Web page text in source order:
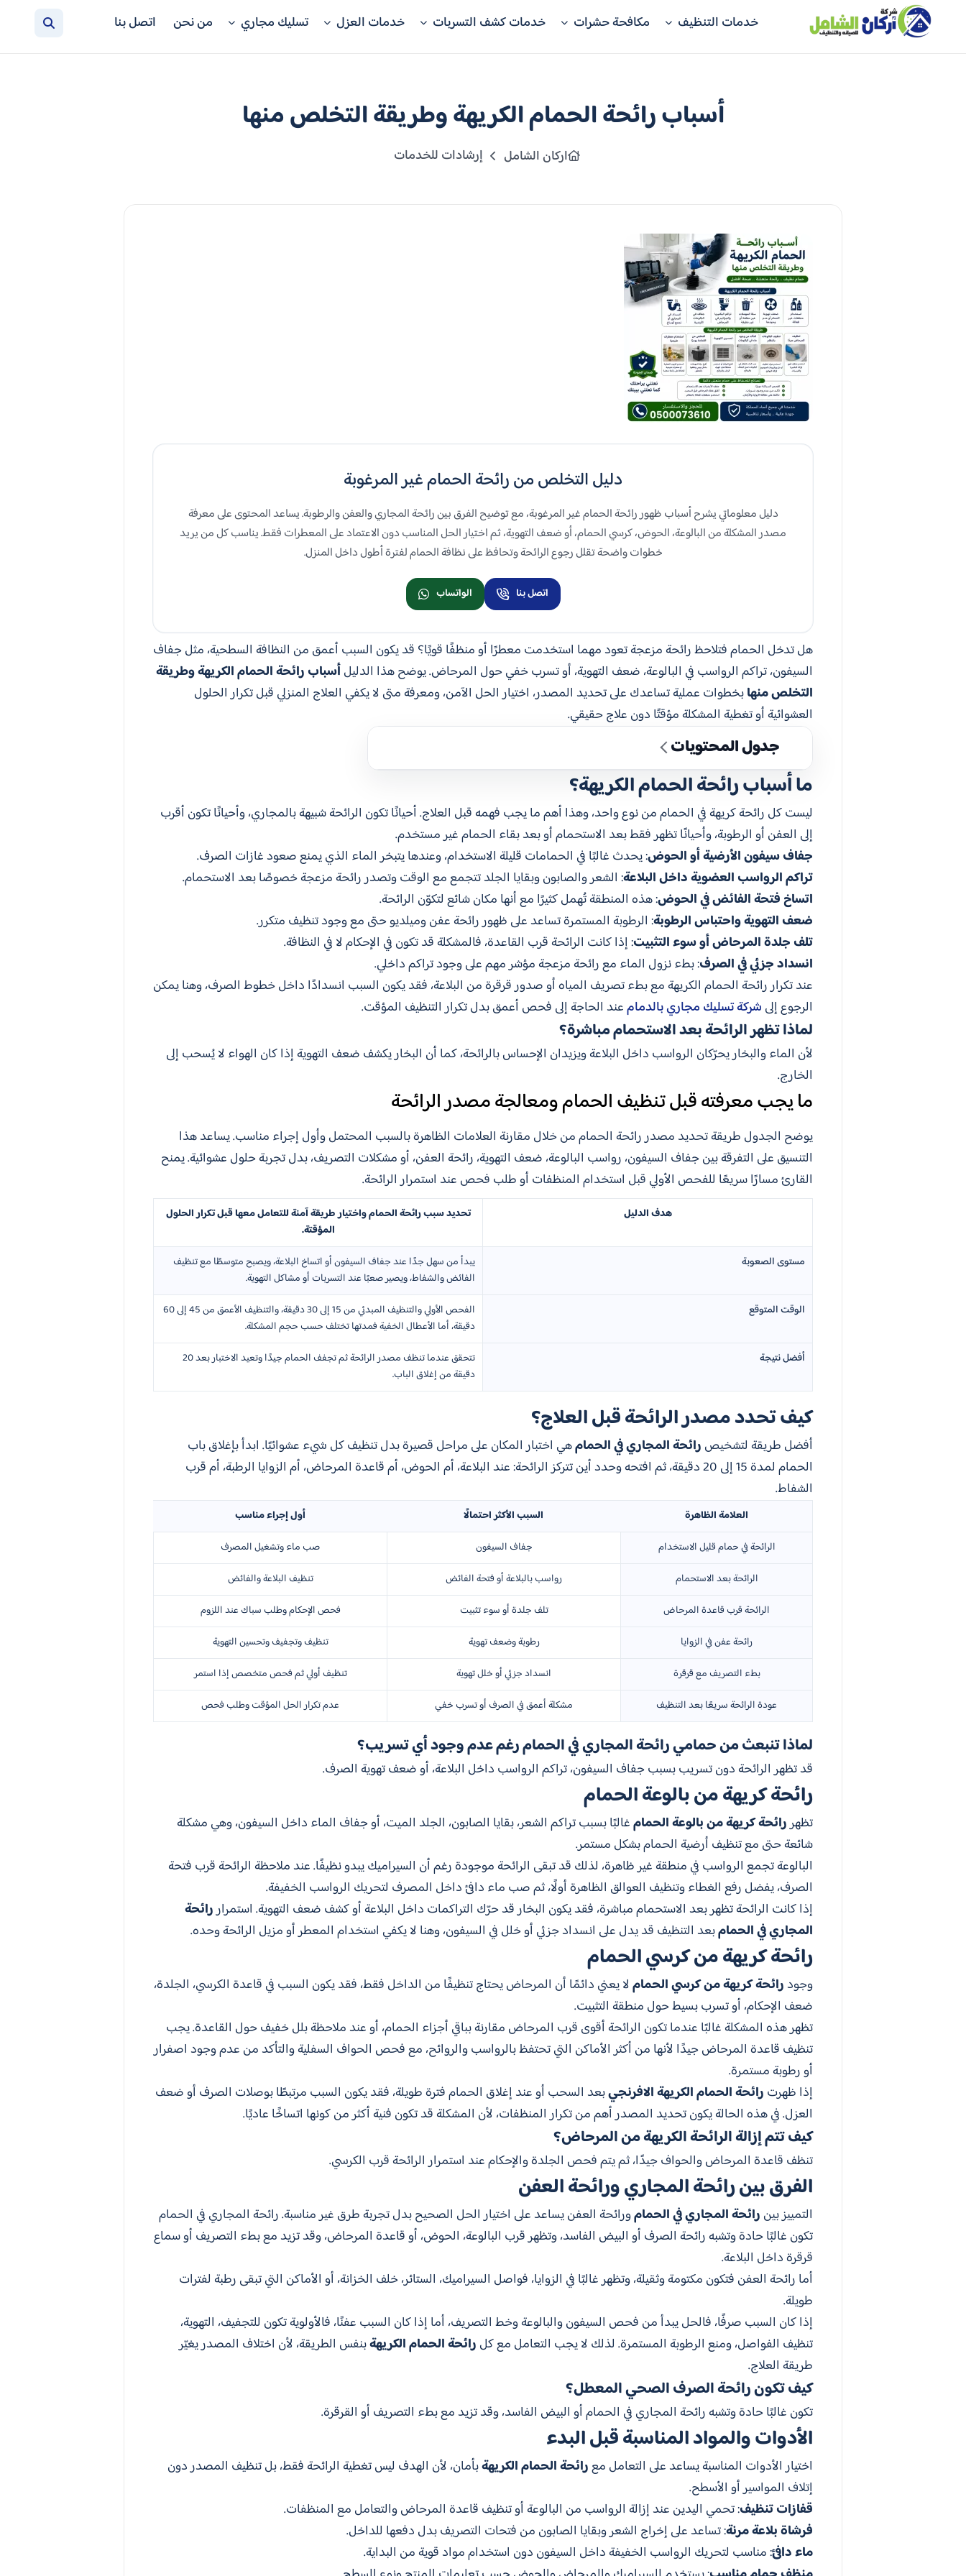
خدمات التنظيف مكافحة حشرات خدمات كشف التسربات خدمات العزل تسليك مجاري من نحن اتصل بنا
أسباب رائحة الحمام الكريهة وطريقة التخلص منها
اركان الشامل إرشادات للخدمات
دليل التخلص من رائحة الحمام غير المرغوبة
دليل معلوماتي يشرح أسباب ظهور رائحة الحمام غير المرغوبة، مع توضيح الفرق بين رائحة المجاري والعفن والرطوبة. يساعد المحتوى على معرفة
مصدر المشكلة من البالوعة، الحوض، كرسي الحمام، أو ضعف التهوية، ثم اختيار الحل المناسب دون الاعتماد على المعطرات فقط. يناسب كل من يريد
خطوات واضحة تقلل رجوع الرائحة وتحافظ على نظافة الحمام لفترة أطول داخل المنزل.
اتصل بنا الواتساب
هل تدخل الحمام فتلاحظ رائحة مزعجة تعود مهما استخدمت معطرًا أو منظفًا قويًا؟ قد يكون السبب أعمق من النظافة السطحية، مثل جفاف
السيفون، تراكم الرواسب في البالوعة، ضعف التهوية، أو تسرب خفي حول المرحاض. يوضح هذا الدليلأسباب رائحة الحمام الكريهة وطريقة
التخلص منهابخطوات عملية تساعدك على تحديد المصدر، اختيار الحل الآمن، ومعرفة متى لا يكفي العلاج المنزلي قبل تكرار الحلول
العشوائية أو تغطية المشكلة مؤقتًا دون علاج حقيقي.
جدول المحتويات
ما أسباب رائحة الحمام الكريهة؟
ليست كل رائحة كريهة في الحمام من نوع واحد، وهذا أهم ما يجب فهمه قبل العلاج. أحيانًا تكون الرائحة شبيهة بالمجاري، وأحيانًا تكون أقرب
إلى العفن أو الرطوبة، وأحيانًا تظهر فقط بعد الاستحمام أو بعد بقاء الحمام غير مستخدم.
جفاف سيفون الأرضية أو الحوض: يحدث غالبًا في الحمامات قليلة الاستخدام، وعندها يتبخر الماء الذي يمنع صعود غازات الصرف.
تراكم الرواسب العضوية داخل البلاعة: الشعر والصابون وبقايا الجلد تتجمع مع الوقت وتصدر رائحة مزعجة خصوصًا بعد الاستحمام.
اتساخ فتحة الفائض في الحوض: هذه المنطقة تُهمل كثيرًا مع أنها مكان شائع لتكوّن الرائحة.
ضعف التهوية واحتباس الرطوبة: الرطوبة المستمرة تساعد على ظهور رائحة عفن وميلديو حتى مع وجود تنظيف متكرر.
تلف جلدة المرحاض أو سوء التثبيت: إذا كانت الرائحة قرب القاعدة، فالمشكلة قد تكون في الإحكام لا في النظافة.
انسداد جزئي في الصرف: بطء نزول الماء مع رائحة مزعجة مؤشر مهم على وجود تراكم داخلي.
عند تكرار رائحة الحمام الكريهة مع بطء تصريف المياه أو صدور قرقرة من البلاعة، فقد يكون السبب انسدادًا داخل خطوط الصرف، وهنا يمكن
الرجوع إلى شركة تسليك مجاري بالدمامعند الحاجة إلى فحص أعمق بدل تكرار التنظيف المؤقت.
لماذا تظهر الرائحة بعد الاستحمام مباشرة؟
لأن الماء والبخار يحرّكان الرواسب داخل البلاعة ويزيدان الإحساس بالرائحة، كما أن البخار يكشف ضعف التهوية إذا كان الهواء لا يُسحب إلى
الخارج.
ما يجب معرفته قبل تنظيف الحمام ومعالجة مصدر الرائحة
يوضح الجدول طريقة تحديد مصدر رائحة الحمام من خلال مقارنة العلامات الظاهرة بالسبب المحتمل وأول إجراء مناسب. يساعد هذا
التنسيق على التفرقة بين جفاف السيفون، رواسب البالوعة، ضعف التهوية، رائحة العفن، أو مشكلات التصريف، بدل تجربة حلول عشوائية. يمنح
القارئ مسارًا سريعًا للفحص الأولي قبل استخدام المنظفات أو طلب فحص عند استمرار الرائحة.
هدف الدليل
تحديد سبب رائحة الحمام واختيار طريقة آمنة للتعامل معها قبل تكرار الحلول
المؤقتة.
مستوى الصعوبة
يبدأ من سهل جدًا عند جفاف السيفون أو اتساخ البلاعة، ويصبح متوسطًا مع تنظيف
الفائض والشفاط، ويصير صعبًا عند التسربات أو مشاكل التهوية.
الوقت المتوقع
الفحص الأولي والتنظيف المبدئي من 15 إلى 30 دقيقة، والتنظيف الأعمق من 45 إلى 60
دقيقة، أما الأعطال الخفية فمدتها تختلف حسب حجم المشكلة.
أفضل نتيجة
تتحقق عندما تنظف مصدر الرائحة ثم تجفف الحمام جيدًا وتعيد الاختبار بعد 20
دقيقة من إغلاق الباب.
كيف تحدد مصدر الرائحة قبل العلاج؟
أفضل طريقة لتشخيص رائحة المجاري في الحمامهي اختبار المكان على مراحل قصيرة بدل تنظيف كل شيء عشوائيًا. ابدأ بإغلاق باب
الحمام لمدة 15 إلى 20 دقيقة، ثم افتحه وحدد أين تتركز الرائحة: عند البلاعة، أم الحوض، أم قاعدة المرحاض، أم الزوايا الرطبة، أم قرب
الشفاط.
العلامة الظاهرة السبب الأكثر احتمالًا
أول إجراء مناسب
الرائحة في حمام قليل الاستخدام
جفاف السيفون
صب ماء وتشغيل المصرف
الرائحة بعد الاستحمام
رواسب بالبلاعة أو فتحة الفائض
تنظيف البلاعة والفائض
الرائحة قرب قاعدة المرحاض
تلف جلدة أو سوء تثبيت
فحص الإحكام وطلب سباك عند اللزوم
رائحة عفن في الزوايا
رطوبة وضعف تهوية
تنظيف وتجفيف وتحسين التهوية
بطء التصريف مع قرقرة
انسداد جزئي أو خلل تهوية
تنظيف أولي ثم فحص متخصص إذا استمر
عودة الرائحة سريعًا بعد التنظيف
مشكلة أعمق في الصرف أو تسرب خفي عدم تكرار الحل المؤقت وطلب فحص
لماذا تنبعث من حمامي رائحة المجاري في الحمام رغم عدم وجود أي تسريب؟
قد تظهر الرائحة دون تسريب بسبب جفاف السيفون، تراكم الرواسب داخل البلاعة، أو ضعف تهوية الصرف.
رائحة كريهة من بالوعة الحمام
تظهررائحة كريهة من بالوعة الحمامغالبًا بسبب تراكم الشعر، بقايا الصابون، الجلد الميت، أو جفاف الماء داخل السيفون، وهي مشكلة
شائعة حتى مع تنظيف أرضية الحمام بشكل مستمر.
البالوعة تجمع الرواسب في منطقة غير ظاهرة، لذلك قد تبقى الرائحة موجودة رغم أن السيراميك يبدو نظيفًا. عند ملاحظة الرائحة قرب فتحة
الصرف، يفضل رفع الغطاء وتنظيف العوالق الظاهرة أولًا، ثم صب ماء دافئ داخل المصرف لتحريك الرواسب الخفيفة.
إذا كانت الرائحة تظهر بعد الاستحمام مباشرة، فقد يكون البخار قد حرّك التراكمات داخل البلاعة أو كشف ضعف التهوية. استمراررائحة
المجاري في الحمامبعد التنظيف قد يدل على انسداد جزئي أو خلل في السيفون، وهنا لا يكفي استخدام المعطر أو مزيل الرائحة وحده.
رائحة كريهة من كرسي الحمام
وجودرائحة كريهة من كرسي الحماملا يعني دائمًا أن المرحاض يحتاج تنظيفًا من الداخل فقط، فقد يكون السبب في قاعدة الكرسي، الجلدة،
ضعف الإحكام، أو تسرب بسيط حول منطقة التثبيت.
تظهر هذه المشكلة غالبًا عندما تكون الرائحة أقوى قرب المرحاض مقارنة بباقي أجزاء الحمام، أو عند ملاحظة بلل خفيف حول القاعدة. يجب
تنظيف قاعدة المرحاض جيدًا لأنها من أكثر الأماكن التي تحتفظ بالرواسب والروائح، مع فحص الحواف السفلية والتأكد من عدم وجود اصفرار
أو رطوبة مستمرة.
إذا ظهرت رائحة الحمام الكريهة الافرنجيبعد السحب أو عند إغلاق الحمام فترة طويلة، فقد يكون السبب مرتبطًا بوصلات الصرف أو ضعف
العزل. في هذه الحالة يكون تحديد المصدر أهم من تكرار المنظفات، لأن المشكلة قد تكون فنية أكثر من كونها اتساخًا عاديًا.
كيف تتم إزالة الرائحة الكريهة من المرحاض؟
تنظف قاعدة المرحاض والحواف جيدًا، ثم يتم فحص الجلدة والإحكام عند استمرار الرائحة قرب الكرسي.
الفرق بين رائحة المجاري ورائحة العفن
التمييز بين رائحة المجاري في الحمامورائحة العفن يساعد على اختيار الحل الصحيح بدل تجربة طرق غير مناسبة. رائحة المجاري في الحمام
تكون غالبًا حادة وتشبه رائحة الصرف أو البيض الفاسد، وتظهر قرب البالوعة، الحوض، أو قاعدة المرحاض، وقد تزيد مع بطء التصريف أو سماع
قرقرة داخل البلاعة.
أما رائحة العفن فتكون مكتومة وثقيلة، وتظهر غالبًا في الزوايا، فواصل السيراميك، الستائر، خلف الخزانة، أو الأماكن التي تبقى رطبة لفترات
طويلة.
إذا كان السبب صرفًا، فالحل يبدأ من فحص السيفون والبالوعة وخط التصريف، أما إذا كان السبب عفنًا، فالأولوية تكون للتجفيف، التهوية،
تنظيف الفواصل، ومنع الرطوبة المستمرة. لذلك لا يجب التعامل مع كل رائحة الحمام الكريهةبنفس الطريقة، لأن اختلاف المصدر يغيّر
طريقة العلاج.
كيف تكون رائحة الصرف الصحي المعطل؟
تكون غالبًا حادة وتشبه رائحة المجاري في الحمام أو البيض الفاسد، وقد تزيد مع بطء التصريف أو القرقرة.
الأدوات والمواد المناسبة قبل البدء
اختيار الأدوات المناسبة يساعد على التعامل معرائحة الحمام الكريهةبأمان، لأن الهدف ليس تغطية الرائحة فقط، بل تنظيف المصدر دون
إتلاف المواسير أو الأسطح.
قفازات تنظيف: تحمي اليدين عند إزالة الرواسب من البالوعة أو تنظيف قاعدة المرحاض والتعامل مع المنظفات.
فرشاة بلاعة مرنة: تساعد على إخراج الشعر وبقايا الصابون من فتحات التصريف بدل دفعها للداخل.
ماء دافئ: مناسب لتحريك الرواسب الخفيفة داخل السيفون دون استخدام مواد قوية من البداية.